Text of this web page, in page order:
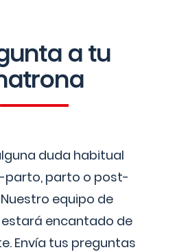
a tu
duda habitual
parto, parto o post-
equipo de
encantado de
Envía tus preguntas